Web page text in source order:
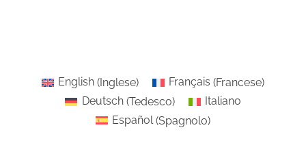
English (Inglese) Français (Francese)
Deutsch(Tedesco)
Italiano
Español(Spagnolo)